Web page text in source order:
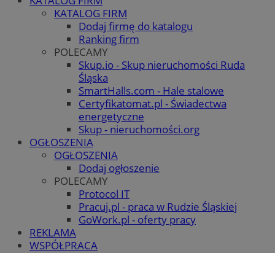
KATALOG FIRM
Dodaj firmę do katalogu
Ranking firm
POLECAMY
Skup.io - Skup nieruchomości Ruda
Śląska
SmartHalls.com - Hale stalowe
Certyfikatomat.pl - Świadectwa
energetyczne
Skup - nieruchomości.org
OGŁOSZENIA
OGŁOSZENIA
Dodaj ogłoszenie
POLECAMY
Protocol IT
Pracuj.pl - praca w Rudzie Śląskiej
GoWork.pl - oferty pracy
REKLAMA
WSPÓŁPRACA